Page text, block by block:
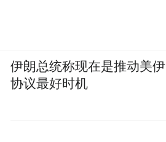
伊朗总统称现在是推动美伊
协议最好时机